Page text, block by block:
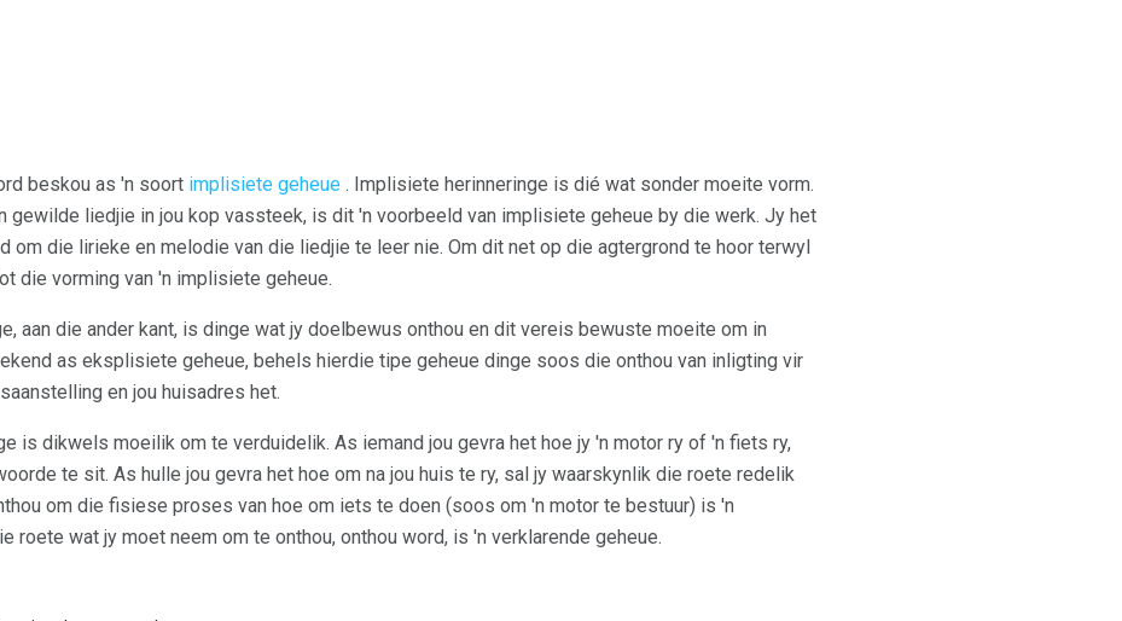
beskou as 'n soort implisiete geheue . Implisiete herinneringe is dié wat sonder moeite vorm.
gewilde liedjie in jou kop vassteek, is dit 'n voorbeeld van implisiete geheue by die werk. Jy het
om die lirieke en melodie van die liedjie te leer nie. Om dit net op die agtergrond te hoor terwyl
die vorming van 'n implisiete geheue.
aan die ander kant, is dinge wat jy doelbewus onthou en dit vereis bewuste moeite om in
as eksplisiete geheue, behels hierdie tipe geheue dinge soos die onthou van inligting vir
en jou huisadres het.
is dikwels moeilik om te verduidelik. As iemand jou gevra het hoe jy 'n motor ry of 'n fiets ry,
te sit. As hulle jou gevra het hoe om na jou huis te ry, sal jy waarskynlik die roete redelik
om die fisiese proses van hoe om iets te doen (soos om 'n motor te bestuur) is 'n
roete wat jy moet neem om te onthou, onthou word, is 'n verklarende geheue.